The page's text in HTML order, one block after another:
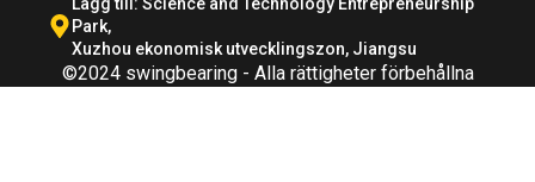
Park,
Xuzhou ekonomisk utvecklingszon, Jiangsu
©2024 swingbearing - Alla rättigheter förbehållna